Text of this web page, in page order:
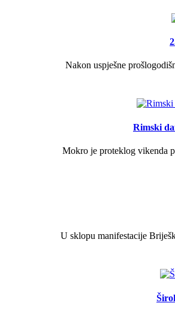
Nakon uspješne
Rimski
Mokro je proteklog vikenda
U sklopu manifestacije